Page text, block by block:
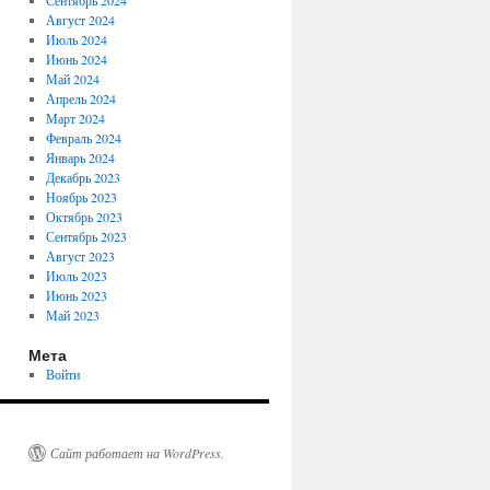
Август 2024
Июль 2024
Июнь 2024
Май 2024
Апрель 2024
Март 2024
Февраль 2024
Январь 2024
Декабрь 2023
Ноябрь 2023
Октябрь 2023
Сентябрь 2023
Август 2023
Июль 2023
Июнь 2023
Май 2023
Мета
Войти
Сайт работает на WordPress.